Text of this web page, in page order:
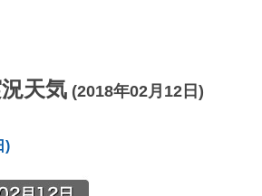
天気 (2018年02月12日)
)